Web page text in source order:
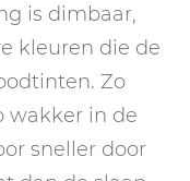
is dimbaar,
kleuren die de
Zo
wakker in de
sneller door